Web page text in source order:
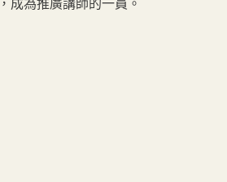
成為推廣講師的一員。